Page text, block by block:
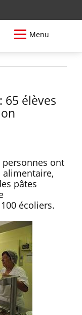
Menu
65 élèves
personnes ont
pâtes
écoliers.